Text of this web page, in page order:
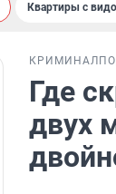
Квартиры с
КРИМИНАЛ
Где
двух